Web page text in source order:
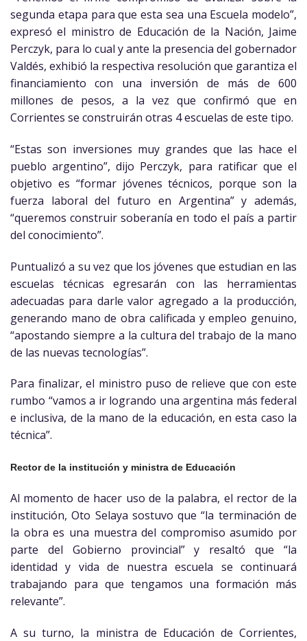
segunda etapa para que esta sea una Escuela modelo”,
expresó el ministro de Educación de la Nación, Jaime
Perczyk, para lo cual y ante la presencia del gobernador
Valdés, exhibió la respectiva resolución que garantiza el
financiamiento con una inversión de más de 600
millones de pesos, a la vez que confirmó que en
Corrientes se construirán otras 4 escuelas de este tipo.
“Estas son inversiones muy grandes que las hace el
pueblo argentino”, dijo Perczyk, para ratificar que el
objetivo es “formar jóvenes técnicos, porque son la
fuerza laboral del futuro en Argentina” y además,
“queremos construir soberanía en todo el país a partir
del conocimiento”.
Puntualizó a su vez que los jóvenes que estudian en las
escuelas técnicas egresarán con las herramientas
adecuadas para darle valor agregado a la producción,
generando mano de obra calificada y empleo genuino,
“apostando siempre a la cultura del trabajo de la mano
de las nuevas tecnologías”.
Para finalizar, el ministro puso de relieve que con este
rumbo “vamos a ir logrando una argentina más federal
e inclusiva, de la mano de la educación, en esta caso la
técnica”.
Rector de la institución y ministra de Educación
Al momento de hacer uso de la palabra, el rector de la
institución, Oto Selaya sostuvo que “la terminación de
la obra es una muestra del compromiso asumido por
parte del Gobierno provincial” y resaltó que “la
identidad y vida de nuestra escuela se continuará
trabajando para que tengamos una formación más
relevante”.
A su turno, la ministra de Educación de Corrientes,